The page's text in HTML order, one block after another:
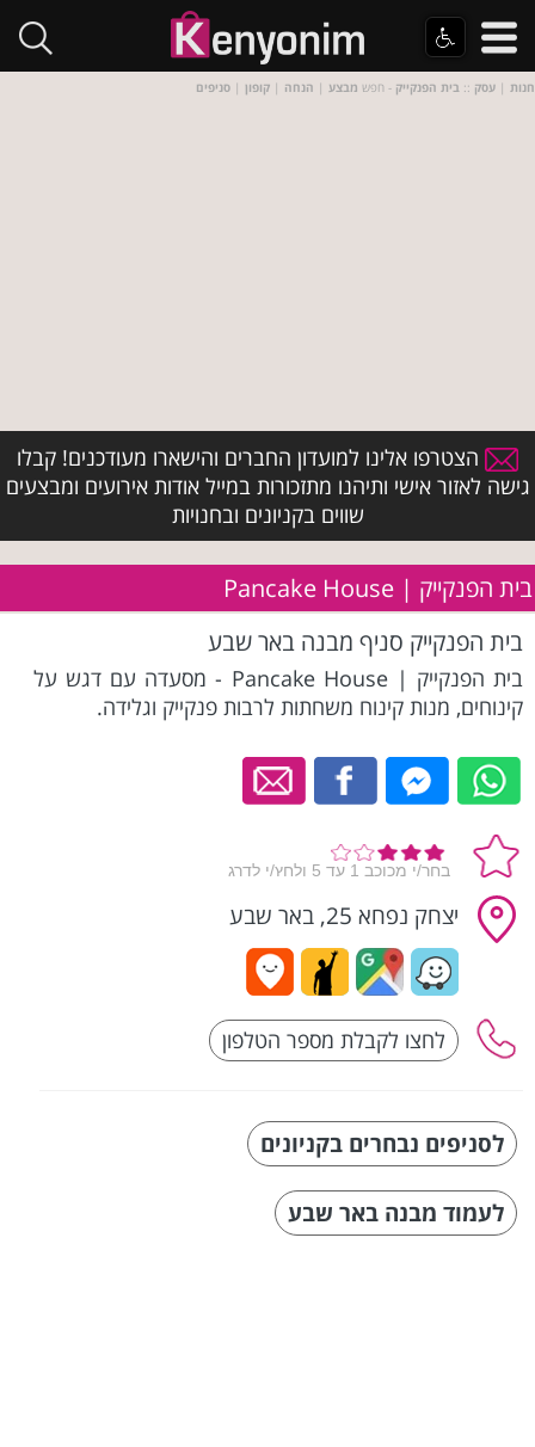
חנות | עסק :: בית הפנקייק - חפש מבצע | הנחה | קופון | סניפים
הצטרפו אלינו למועדון החברים והישארו מעודכנים! קבלו
גישה לאזור אישי ותיהנו מתזכורות במייל אודות אירועים ומבצעים
שווים בקניונים ובחנויות
בית הפנקייק | Pancake House
בית הפנקייק סניף מבנה באר שבע
בית הפנקייק | Pancake House - מסעדה עם דגש על
קינוחים, מנות קינוח משחתות לרבות פנקייק וגלידה.
יצחק נפחא 25, באר שבע
לסניפים נבחרים בקניונים
לעמוד מבנה באר שבע